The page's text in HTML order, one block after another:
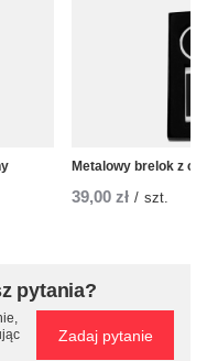
Metalowy brelok z
39,00 zł / szt.
pytania?
Zadaj pytanie